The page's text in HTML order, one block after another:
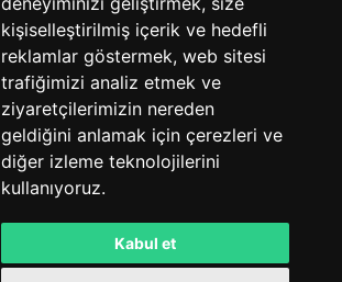
kişiselleştirilmiş içerik ve hedefli
reklamlar göstermek, web sitesi
trafiğimizi analiz etmek ve
ziyaretçilerimizin nereden
geldiğini anlamak için çerezleri ve
diğer izleme teknolojilerini
kullanıyoruz.
Kabul et